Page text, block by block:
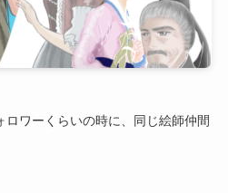
ワーくらいの時に、同じ絵師仲間